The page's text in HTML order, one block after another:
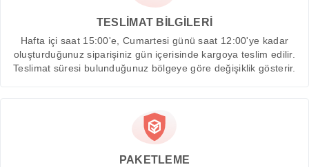
TESLİMAT BİLGİLERİ
Hafta içi saat 15:00'e, Cumartesi günü saat 12:00'ye kadar
oluşturduğunuz siparişiniz gün içerisinde kargoya teslim edilir.
Teslimat süresi bulunduğunuz bölgeye göre değişiklik gösterir.
PAKETLEME